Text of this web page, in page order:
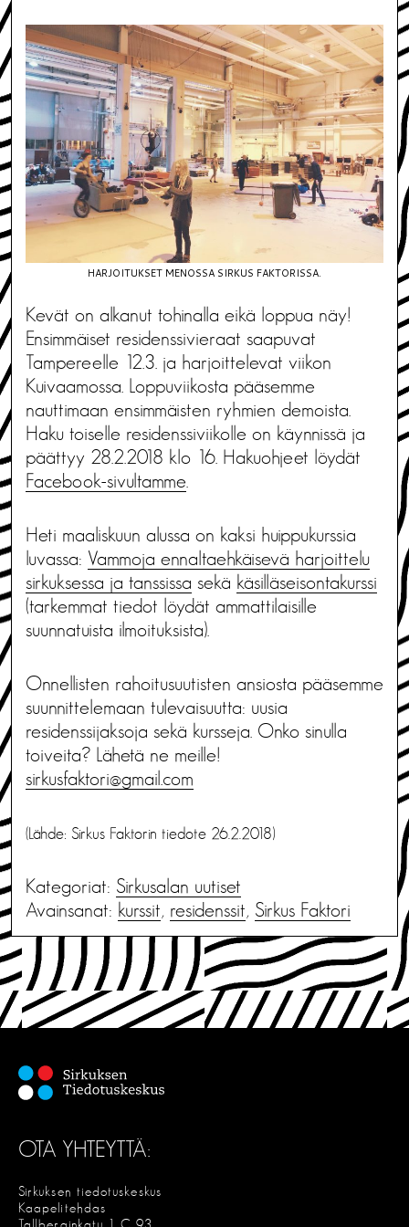
HARJOITUKSET MENOSSA SIRKUS FAKTORISSA.
Kevät on alkanut tohinalla eikä loppua näy!
Ensimmäiset residenssivieraat saapuvat
Tampereelle 12.3. ja harjoittelevat viikon
Kuivaamossa. Loppuviikosta pääsemme
nauttimaan ensimmäisten ryhmien demoista.
Haku toiselle residenssiviikolle on käynnissä ja
päättyy 28.2.2018 klo 16. Hakuohjeet löydät
Facebook-sivultamme
Heti maaliskuun alussa on kaksi huippukurssia
luvassa: Vammoja ennaltaehkäisevä harjoittelu
sirkuksessa ja tanssissa sekä käsilläseisontakurssi
(tarkemmat tiedot löydät ammattilaisille
suunnatuista ilmoituksista).
Onnellisten rahoitusuutisten ansiosta pääsemme
suunnittelemaan tulevaisuutta: uusia
residenssijaksoja sekä kursseja. Onko sinulla
toiveita? Lähetä ne meille!
sirkusfaktori@gmail.com
(Lähde: Sirkus Faktorin tiedote 26.2.2018)
Kategoriat: Sirkusalan uutiset
Avainsanat: kurssit, residenssit, Sirkus Faktori
OTA YHTEYTTÄ:
Sirkuksen tiedotuskeskus
Kaapelitehdas